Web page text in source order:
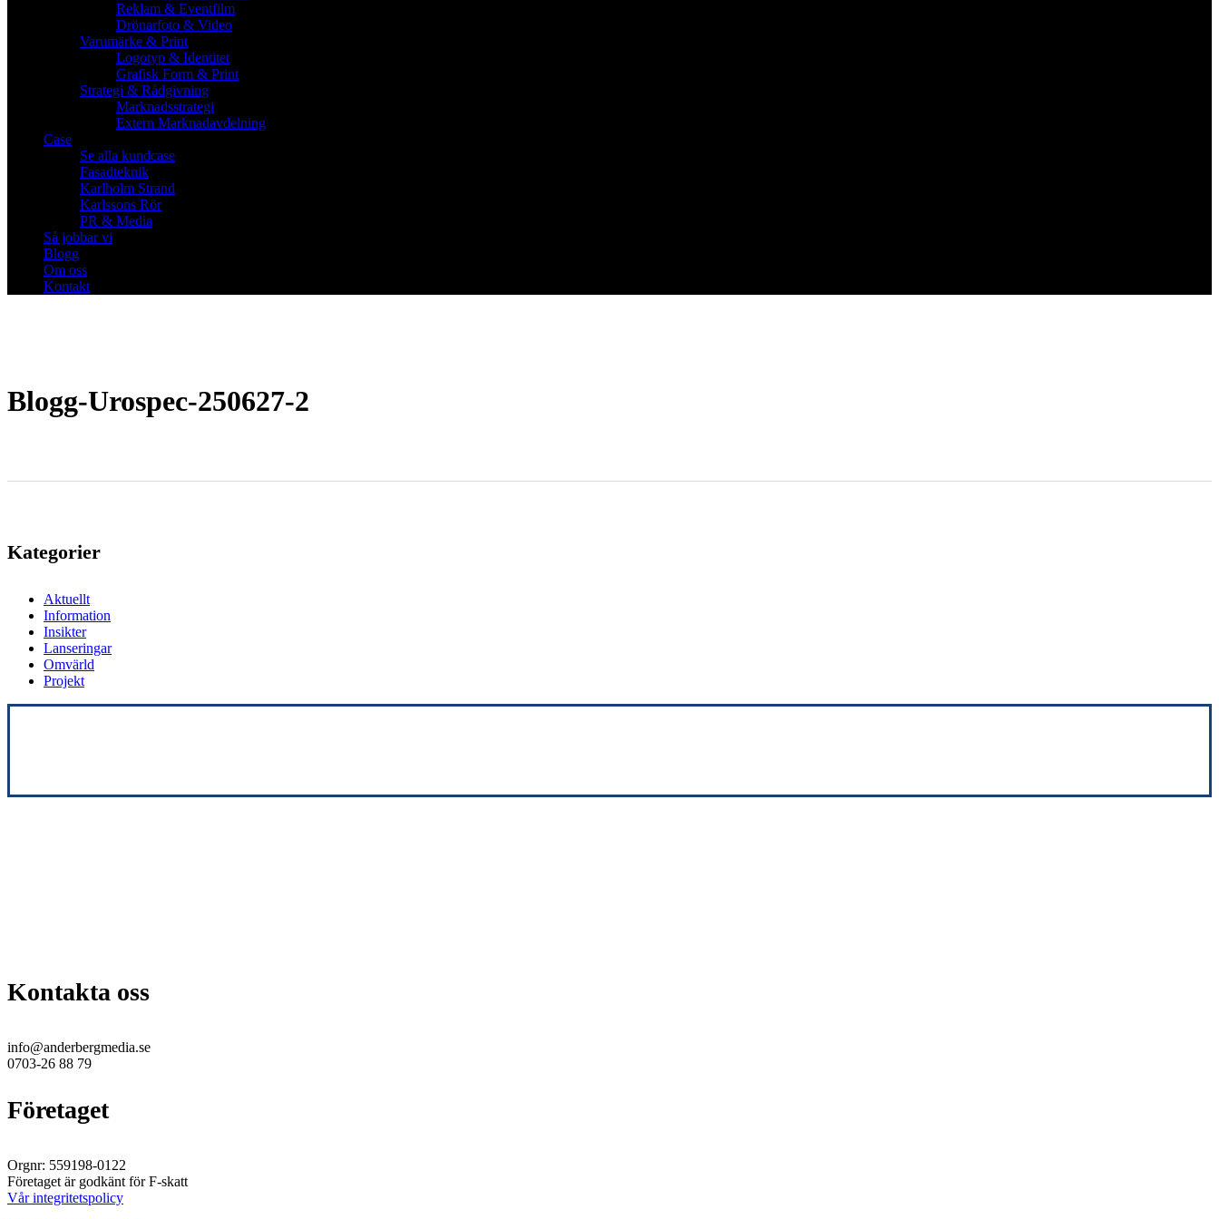
Reklam & Eventfilm
Drönarfoto & Video
Varumärke & Print
Logotyp & Identitet
Grafisk Form & Print
Strategi & Rådgivning
Marknadsstrategi
Extern Marknadavdelning
Case
Se alla kundcase
Fasadteknik
Karlholm Strand
Karlssons Rör
PR & Media
Så jobbar vi
Blogg
Om oss
Kontakt
Blogg-Urospec-250627-2
Kategorier
Aktuellt
Information
Insikter
Lanseringar
Omvärld
Projekt
Kontakta oss
info@anderbergmedia.se
0703-26 88 79
Företaget
Orgnr: 559198-0122
Företaget är godkänt för F-skatt
Vår integritetspolicy